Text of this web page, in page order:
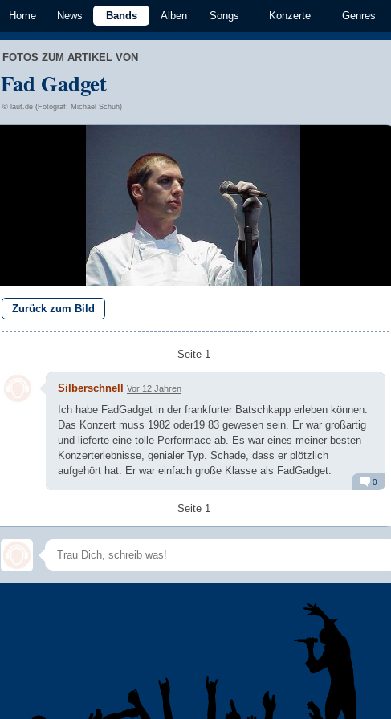
Home News Bands Alben Songs Konzerte Genres
FOTOS ZUM ARTIKEL VON
Fad Gadget
© laut.de (Fotograf: Michael Schuh)
Zurück zum Bild
Seite 1
Silberschnell Vor 12 Jahren
Ich habe FadGadget in der frankfurter Batschkapp erleben können.
Das Konzert muss 1982 oder19 83 gewesen sein. Er war großartig
und lieferte eine tolle Performace ab. Es war eines meiner besten
Konzerterlebnisse, genialer Typ. Schade, dass er plötzlich
aufgehört hat. Er war einfach große Klasse als FadGadget.
0
Seite 1
Speichern